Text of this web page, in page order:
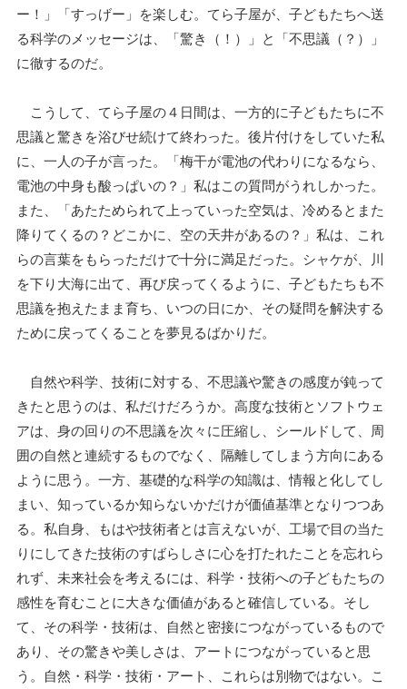
ー！」「すっげー」を楽しむ。てら子屋が、子どもたちへ送
る科学のメッセージは、「驚き（！）」と「不思議（？）」
に徹するのだ。
こうして、てら子屋の４日間は、一方的に子どもたちに不
思議と驚きを浴びせ続けて終わった。後片付けをしていた私
に、一人の子が言った。「梅干が電池の代わりになるなら、
電池の中身も酸っぱいの？」私はこの質問がうれしかった。
また、「あたためられて上っていった空気は、冷めるとまた
降りてくるの？どこかに、空の天井があるの？」私は、これ
らの言葉をもらっただけで十分に満足だった。シャケが、川
を下り大海に出て、再び戻ってくるように、子どもたちも不
思議を抱えたまま育ち、いつの日にか、その疑問を解決する
ために戻ってくることを夢見るばかりだ。
自然や科学、技術に対する、不思議や驚きの感度が鈍って
きたと思うのは、私だけだろうか。高度な技術とソフトウェ
アは、身の回りの不思議を次々に圧縮し、シールドして、周
囲の自然と連続するものでなく、隔離してしまう方向にある
ように思う。一方、基礎的な科学の知識は、情報と化してし
まい、知っているか知らないかだけが価値基準となりつつあ
る。私自身、もはや技術者とは言えないが、工場で目の当た
りにしてきた技術のすばらしさに心を打たれたことを忘れら
れず、未来社会を考えるには、科学・技術への子どもたちの
感性を育むことに大きな価値があると確信している。そし
て、その科学・技術は、自然と密接につながっているもので
あり、その驚きや美しさは、アートにつながっていると思
う。自然・科学・技術・アート、これらは別物ではない。こ